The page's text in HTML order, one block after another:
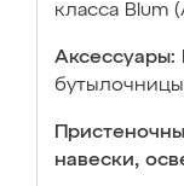
класса Blum
Аксессуары:
навески,